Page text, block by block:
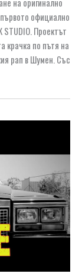
официално
STUDIO. Проектът
крачка по пътя на
рап в Шумен. Със